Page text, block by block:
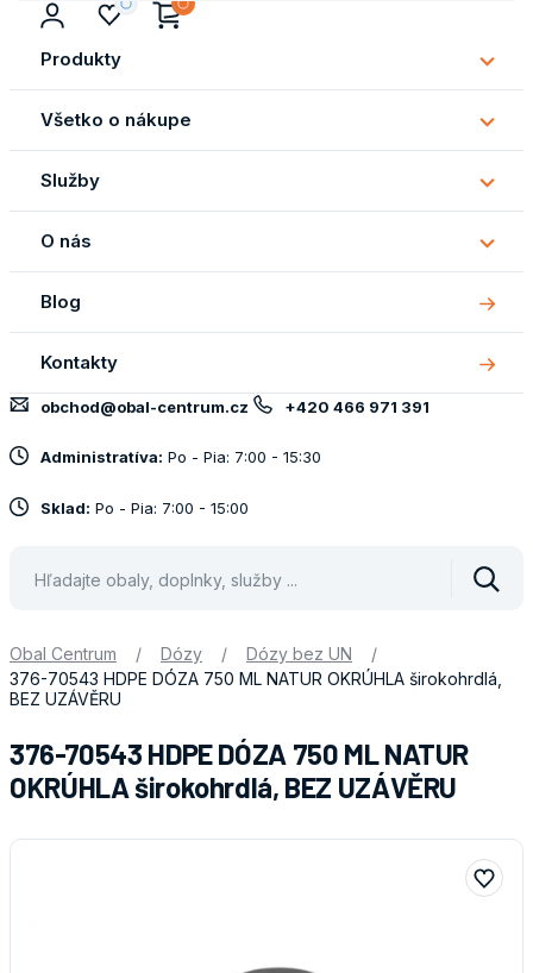
Produkty
Všetko o nákupe
o
Služby
O nás
O
nás
Blog
Kontakty
obchod@obal-centrum.cz +420 466 971 391
Administratíva: Po - Pia: 7:00 - 15:30
Sklad: Po - Pia: 7:00 - 15:00
Obal Centrum / Dózy / Dózy bez UN
/
376-70543 HDPE DÓZA 750 ML NATUR OKRÚHLA širokohrdlá,
BEZ UZÁVĚRU
376-70543 HDPE DÓZA 750 ML NATUR
OKRÚHLA širokohrdlá, BEZ UZÁVĚRU